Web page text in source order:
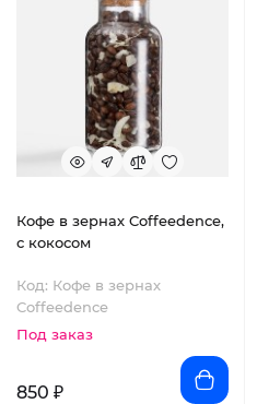
Кофе в зернах Coffeedence,
с кокосом
Код: Кофе в зернах
Coffeedence
Под заказ
850 ₽